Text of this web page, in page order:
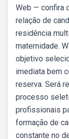
Web — confira
relação de
residência
maternidade.
objetivo
imediata bem
reserva. Será
processo
profissionais
formação de
constante no